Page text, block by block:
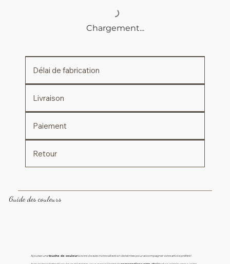
Chargement...
Délai de fabrication
Livraison
Paiement
Retour
Guide des couleurs
Ajoutez unetouche de couleurà votre vie avec notre sélection de teintes pour accompagner votre article préféré !